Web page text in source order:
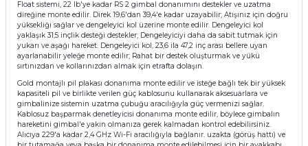
Float sistemi, 22 lb'ye kadar RS 2 gimbal donanımını destekler ve uzatma
direğine monte edilir. Direk 19,6'dan 39,4'e kadar uzayabilir; Atışınız için doğru
yüksekliği sağlar ve dengeleyici kol üzerine monte edilir. Dengeleyici kol
yaklaşık 31,5 inçlik desteği destekler; Dengeleyiciyi daha da sabit tutmak için
yukarı ve aşağı hareket. Dengeleyici kol, 23,6 ila 47,2 inç arası bellere uyan
ayarlanabilir yeleğe monte edilir; Rahat bir destek oluşturmak ve yükü
sırtınızdan ve kollarınızdan almak için etrafta dolaşın.
Gold montajlı pil plakası donanıma monte edilir ve isteğe bağlı tek bir yüksek
kapasiteli pil ve birlikte verilen güç kablosunu kullanarak aksesuarlara ve
gimbalinize sistemin uzatma çubuğu aracılığıyla güç vermenizi sağlar.
Kablosuz başparmak denetleyicisi donanıma monte edilir, böylece gimbalın
hareketini gimbal'e yakın olmanıza gerek kalmadan kontrol edebilirsiniz.
Alıcıya 229'a kadar 2,4 GHz Wi-Fi aracılığıyla bağlanır. uzakta (görüş hattı) ve